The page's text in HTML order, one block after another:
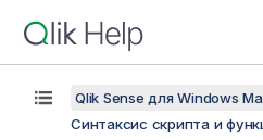
Qlik Sense для Windows
Синтаксис скрипта и